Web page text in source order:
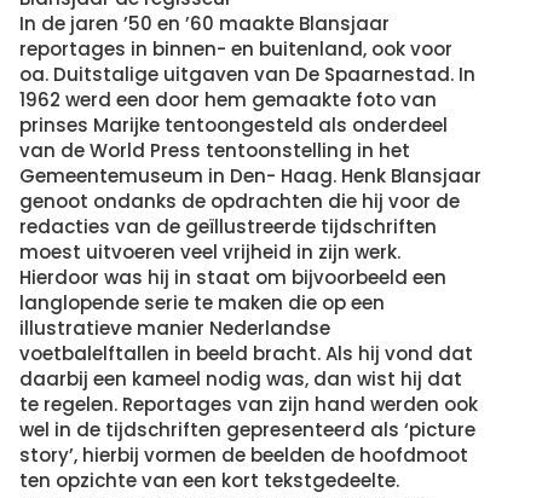
In de jaren ’50 en ’60 maakte Blansjaar
reportages in binnen- en buitenland, ook voor
oa. Duitstalige uitgaven van De Spaarnestad. In
1962 werd een door hem gemaakte foto van
prinses Marijke tentoongesteld als onderdeel
van de World Press tentoonstelling in het
Gemeentemuseum in Den- Haag. Henk Blansjaar
genoot ondanks de opdrachten die hij voor de
redacties van de geïllustreerde tijdschriften
moest uitvoeren veel vrijheid in zijn werk.
Hierdoor was hij in staat om bijvoorbeeld een
langlopende serie te maken die op een
illustratieve manier Nederlandse
voetbalelftallen in beeld bracht. Als hij vond dat
daarbij een kameel nodig was, dan wist hij dat
te regelen. Reportages van zijn hand werden ook
wel in de tijdschriften gepresenteerd als ‘picture
story’, hierbij vormen de beelden de hoofdmoot
ten opzichte van een kort tekstgedeelte.